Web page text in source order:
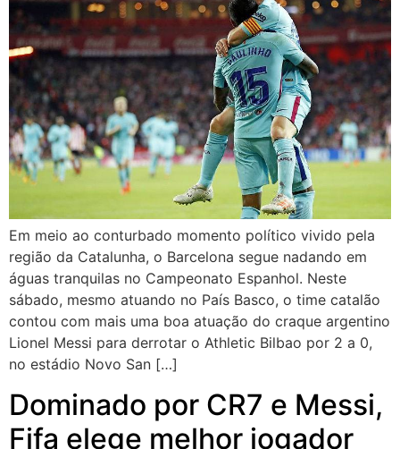
Em meio ao conturbado momento político vivido pela
região da Catalunha, o Barcelona segue nadando em
águas tranquilas no Campeonato Espanhol. Neste
sábado, mesmo atuando no País Basco, o time catalão
contou com mais uma boa atuação do craque argentino
Lionel Messi para derrotar o Athletic Bilbao por 2 a 0,
no estádio Novo San […]
Dominado por CR7 e Messi,
Fifa elege melhor jogador